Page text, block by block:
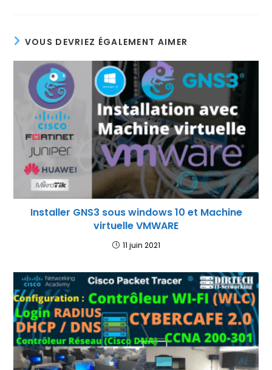
VOUS DEVRIEZ ÉGALEMENT AIMER
Installer GNS3 sous windows 10 et Machine
virtuelle VMWARE
11 juin 2021